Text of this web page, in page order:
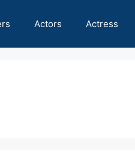
Actors Actress